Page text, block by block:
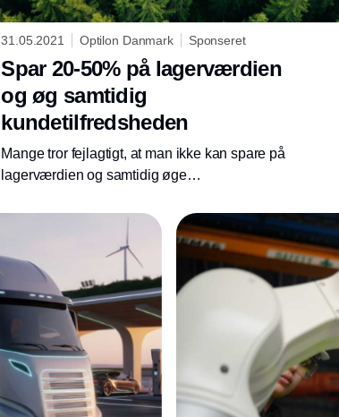
31.05.2021 Optilon Danmark Sponseret
Spar 20-50% på lagerværdien
og øg samtidig
kundetilfredsheden
Mange tror fejlagtigt, at man ikke kan spare på
lagerværdien og samtidig øge
rigtige Supply Chain teknologier. Hvordan
hænger det sammen i virkeligheden?